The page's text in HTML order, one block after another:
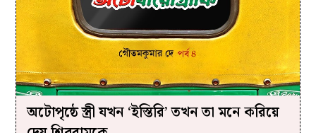
অটোপৃষ্ঠে স্ত্রী যখন ‘ইস্তিরি’ তখন তা মনে করিয়ে